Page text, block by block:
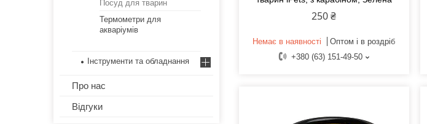
250 ₴
Немає в наявності
Оптом і в роздріб
+380 (63) 151-49-50
Посуд для тварин
Термометри для
акваріумів
Інструменти та обладнання
Про нас
Відгуки